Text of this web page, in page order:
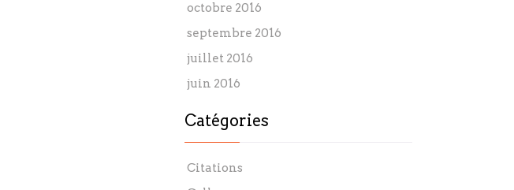
octobre 2016
septembre 2016
juillet 2016
juin 2016
Catégories
Citations